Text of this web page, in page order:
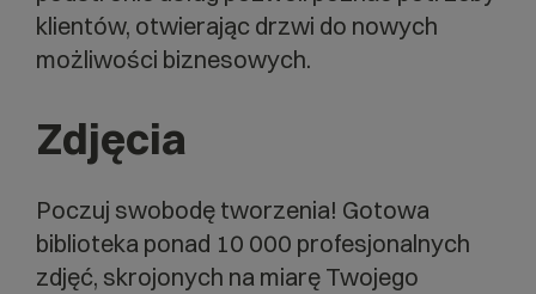
klientów, otwierając drzwi do nowych
możliwości biznesowych.
Zdjęcia
Poczuj swobodę tworzenia! Gotowa
biblioteka ponad 10 000 profesjonalnych
zdjęć, skrojonych na miarę Twojego